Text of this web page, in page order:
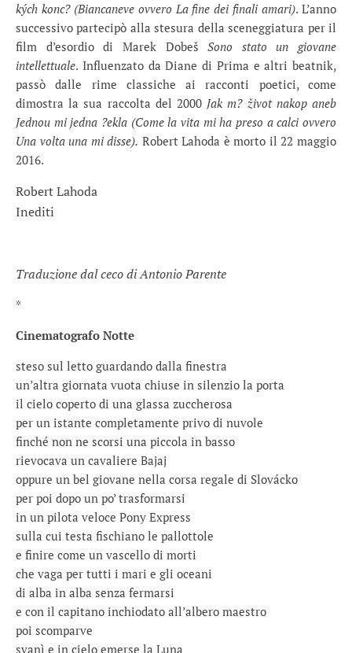
kých konc? (Biancaneve ovvero La fine dei finali amari). L’anno
successivo partecipò alla stesura della sceneggiatura per il
film d’esordio di Marek DobešSono stato un giovane
intellettuale. Influenzato da Diane di Prima e altri beatnik,
passò dalle rime classiche ai racconti poetici, come
dimostra la sua raccolta del 2000 Jak m? život nakop aneb
Jednou mi jedna ?ekla (Come la vita mi ha preso a calci ovvero
Una volta una mi disse). Robert Lahoda è morto il 22 maggio
2016.
Robert Lahoda
Inediti
Traduzione dal ceco di Antonio Parente
*
Cinematografo Notte
steso sul letto guardando dalla finestra
un’altra giornata vuota chiuse in silenzio la porta
il cielo coperto di una glassa zuccherosa
per un istante completamente privo di nuvole
finché non ne scorsi una piccola in basso
rievocava un cavaliere Bajaj
oppure un bel giovane nella corsa regale di Slovácko
per poi dopo un po’ trasformarsi
in un pilota veloce Pony Express
sulla cui testa fischiano le pallottole
e finire come un vascello di morti
che vaga per tutti i mari e gli oceani
di alba in alba senza fermarsi
e con il capitano inchiodato all’albero maestro
poi scomparve
svanì e in cielo emerse la Luna